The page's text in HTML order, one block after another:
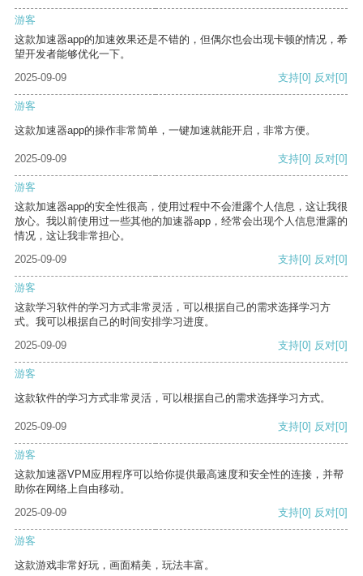
游客
这款加速器app的加速效果还是不错的，但偶尔也会出现卡顿的情况，希
望开发者能够优化一下。
2025-09-09
支持[0] 反对[0]
游客
这款加速器app的操作非常简单，一键加速就能开启，非常方便。
2025-09-09 支持[0] 反对[0]
游客
这款加速器app的安全性很高，使用过程中不会泄露个人信息，这让我很
放心。我以前使用过一些其他的加速器app，经常会出现个人信息泄露的
情况，这让我非常担心。
2025-09-09
支持[0] 反对[0]
游客
这款学习软件的学习方式非常灵活，可以根据自己的需求选择学习方
式。我可以根据自己的时间安排学习进度。
2025-09-09
支持[0] 反对[0]
游客
这款软件的学习方式非常灵活，可以根据自己的需求选择学习方式。
2025-09-09 支持[0] 反对[0]
游客
这款加速器VPM应用程序可以给你提供最高速度和安全性的连接，并帮
助你在网络上自由移动。
2025-09-09
支持[0] 反对[0]
游客
这款游戏非常好玩，画面精美，玩法丰富。